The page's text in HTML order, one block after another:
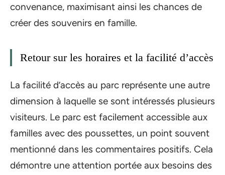
convenance, maximisant ainsi les chances de
créer des souvenirs en famille.
Retour sur les horaires et la facilité d’accès
La facilité d’accès au parc représente une autre
dimension à laquelle se sont intéressés plusieurs
visiteurs. Le parc est facilement accessible aux
familles avec des poussettes, un point souvent
mentionné dans les commentaires positifs. Cela
démontre une attention portée aux besoins des